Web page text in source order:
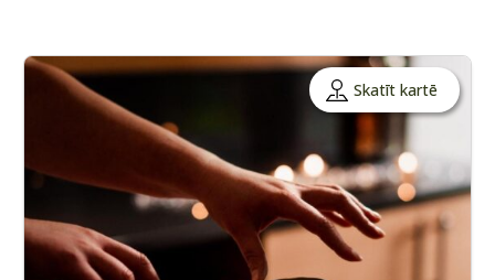
Skatīt kartē